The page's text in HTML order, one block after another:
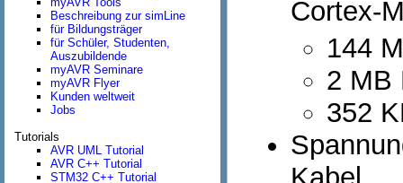
Beschreibung zur simLine
für Bildungsträger
für Schüler, Studenten,
Auszubildende
myAVR Seminare
myAVR Flyer
Kunden weltweit
Jobs
Tutorials
AVR UML Tutorial
AVR C++ Tutorial
STM32 C++ Tutorial
Cortex-
144
2 MB
352